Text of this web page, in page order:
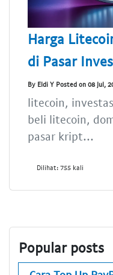
Harga
di Pasar
By Eldi Y Posted on 08 Jul,
litecoin,
beli litecoin,
pasar kript...
Dilihat: 755 kali
Popular posts